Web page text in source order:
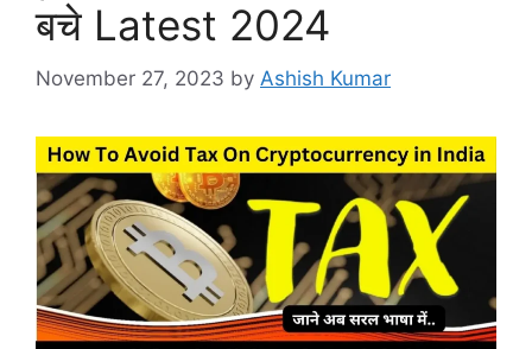
बचे Latest 2024
November 27, 2023 by Ashish Kumar